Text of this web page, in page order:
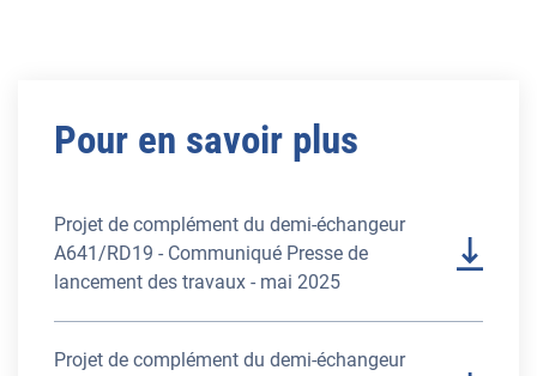
Pour en savoir plus
Projet de complément du demi-échangeur
A641/RD19 - Communiqué Presse de
lancement des travaux - mai 2025
Projet de complément du demi-échangeur